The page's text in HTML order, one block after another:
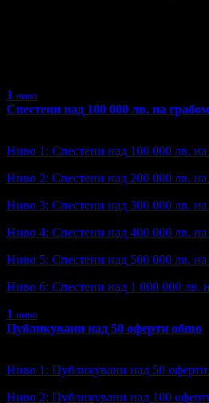
1 ниво
Спестени над 100 000 лв. на
Ниво 1: Спестени над 100 000 лв. на
Ниво 2: Спестени над 200 000 лв. на
Ниво 3: Спестени над 300 000 лв. на
Ниво 4: Спестени над 400 000 лв. на
Ниво 5: Спестени над 500 000 лв. на
Ниво 6: Спестени над 1 000 000 лв.
1 ниво
Публикувани над 50 оферти общо
Ниво 1: Публикувани над 50
Ниво 2: Публикувани над 100